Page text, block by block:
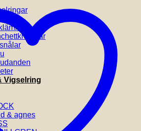
Vigselring
& agnes